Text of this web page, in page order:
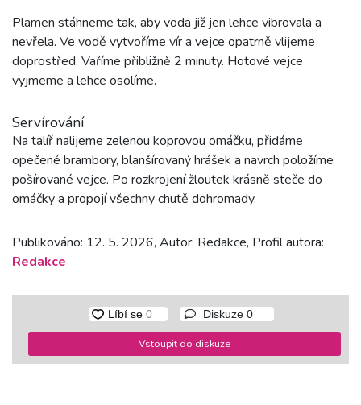
Plamen stáhneme tak, aby voda již jen lehce vibrovala a
nevřela. Ve vodě vytvoříme vír a vejce opatrně vlijeme
doprostřed. Vaříme přibližně 2 minuty. Hotové vejce
vyjmeme a lehce osolíme.
Servírování
Na talíř nalijeme zelenou koprovou omáčku, přidáme
opečené brambory, blanšírovaný hrášek a navrch položíme
pošírované vejce. Po rozkrojení žloutek krásně steče do
omáčky a propojí všechny chutě dohromady.
Publikováno: 12. 5. 2026, Autor: Redakce, Profil autora:
Redakce
Diskuze 0
Vstoupit do diskuze